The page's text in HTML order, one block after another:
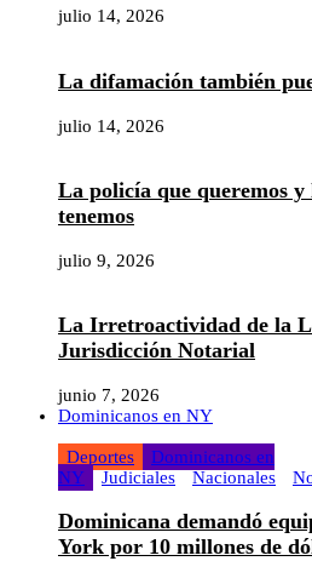
julio 14, 2026
La difamación también
julio 14, 2026
La policía que queremos y
tenemos
julio 9, 2026
La Irretroactividad de la
Jurisdicción Notarial
junio 7, 2026
Dominicanos en NY
Deportes
Dominicanos en
NY
Judiciales Nacionales
Dominicana demandó
York por 10 millones de